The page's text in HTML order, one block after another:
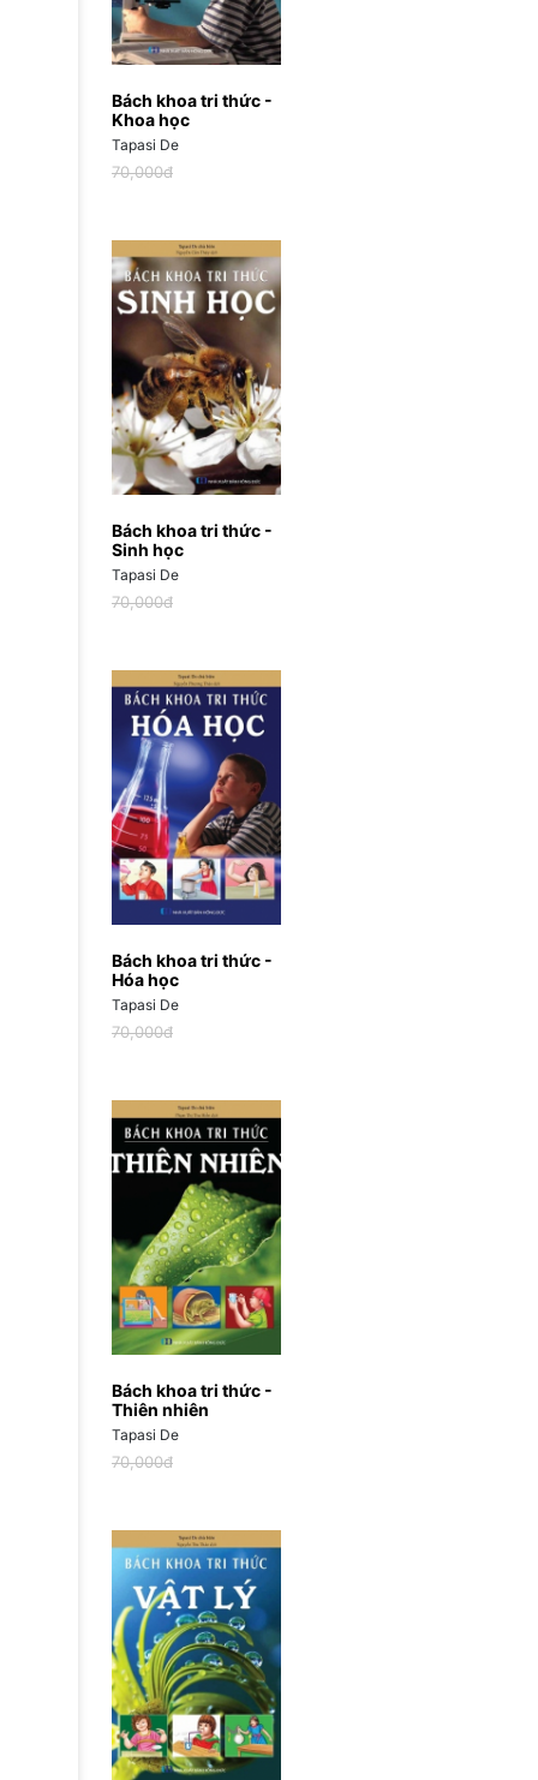
Bách khoa tri thức -
Khoa học
Tapasi De
70,000đ
Bách khoa tri thức -
Sinh học
Tapasi De
70,000đ
Bách khoa tri thức -
Hóa học
Tapasi De
70,000đ
Bách khoa tri thức -
Thiên nhiên
Tapasi De
70,000đ